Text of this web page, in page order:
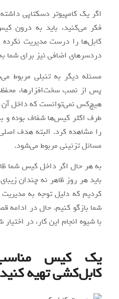
اگر یک کامپیوتر دسکتاپی
فکر می‌کنید، باید به درون
کابل‌ها را درست مدیریت نکرده
دردسرهای اضافی نیز برای شما
مسئله دیگر به تنبلی مربوط
پس از نصب سخت‌افزارها،
هیچ‌کس نمی‌توانست که داخل آن
طرف اکثر کیس‌ها شفاف بوده و
را مشاهده کرد. البته هدف
مسائل تزئینی مربوط می‌شود.
به هر حال اگر داخل کیس شما
باید هر روز ظاهر نه چندان
کردیم که دلیل توجه به
شما بازگو کنیم. حال در ادامه
با شیوه انجام این کار، در
یک کیس
کابل‌کشی تهیه کنید